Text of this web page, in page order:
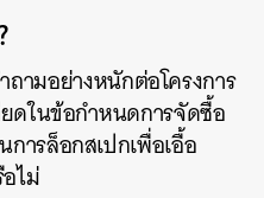
ามอย่างหนักต่อโครงการ
ดในข้อกำหนดการจัดซื้อ
ารล็อกสเปกเพื่อเอื้อ
ไม่